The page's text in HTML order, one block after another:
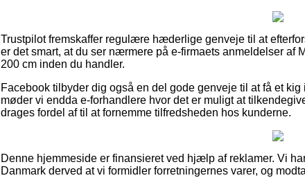
Trustpilot fremskaffer regulære hæderlige genveje til at
er det smart, at du ser nærmere på e-firmaets anmeldelser af
200 cm inden du handler.
Facebook tilbyder dig også en del gode genveje til at få et
møder vi endda e-forhandlere hvor det er muligt at
drages fordel af til at fornemme tilfredsheden hos kunderne.
Denne hjemmeside er finansieret ved hjælp af reklamer. Vi
Danmark derved at vi formidler forretningernes varer, og